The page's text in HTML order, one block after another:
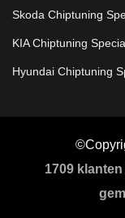
Skoda Chiptuning
KIA Chiptuning
Hyundai Chiptuning
1709klanten